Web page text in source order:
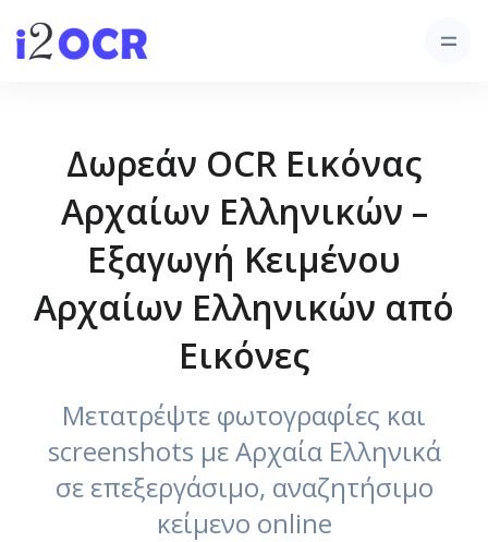
Δωρεάν OCR Εικόνας
Αρχαίων Ελληνικών –
Εξαγωγή Κειμένου
Αρχαίων Ελληνικών από
Εικόνες
Μετατρέψτε φωτογραφίες και
screenshots με Αρχαία Ελληνικά
σε επεξεργάσιμο, αναζητήσιμο
κείμενο online